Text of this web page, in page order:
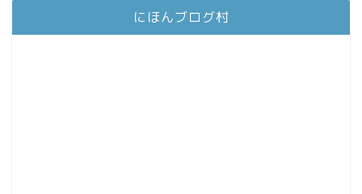
にほんブログ村